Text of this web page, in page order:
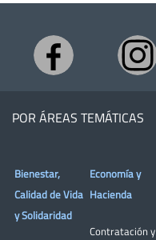
POR ÁREAS TEMÁTICAS
Bienestar,
Calidad de Vida
y Solidaridad
Economía y
Hacienda
Contratación y